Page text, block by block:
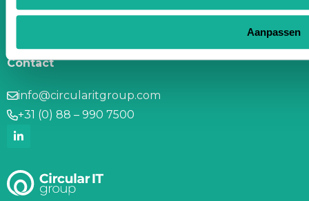
Aanpassen
Durabilité
Contact
info@circularitgroup.com
+31 (0) 88 – 990 7500